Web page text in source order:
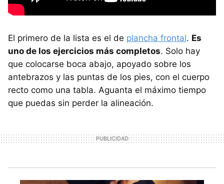
El primero de la lista es el de plancha frontal. Es
uno de los ejercicios más completos. Solo hay
que colocarse boca abajo, apoyado sobre los
antebrazos y las puntas de los pies, con el cuerpo
recto como una tabla. Aguanta el máximo tiempo
que puedas sin perder la alineación.